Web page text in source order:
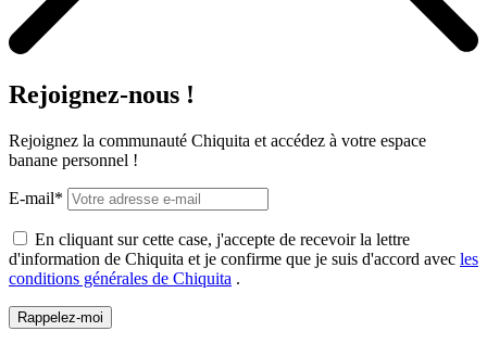
Rejoignez-nous !
Rejoignez la communauté Chiquita et accédez à votre espace
banane personnel !
E-mail*
En cliquant sur cette case, j'accepte de recevoir la lettre
d'information de Chiquita et je confirme que je suis d'accord avec les
conditions générales de Chiquita .